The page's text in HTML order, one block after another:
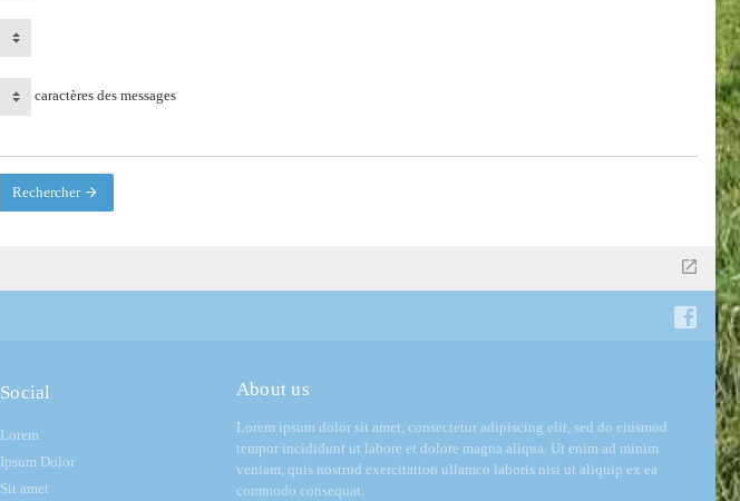
caractères des messages
Rechercher
Social
Lorem
Ipsum Dolor
Sit amet
About us
Lorem ipsum dolor sit amet, consectetur adipiscing elit, sed do eiusmod
tempor incididunt ut labore et dolore magna aliqua. Ut enim ad minim
veniam, quis nostrud exercitation ullamco laboris nisi ut aliquip ex ea
commodo consequat.